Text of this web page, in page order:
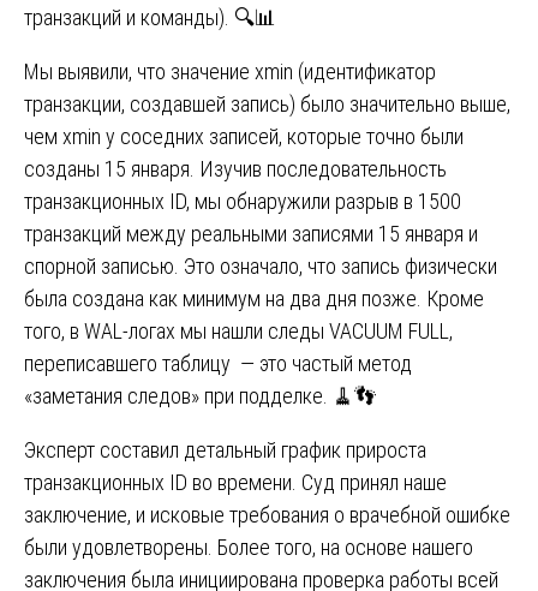
транзакций и команды). 🔍📊
Мы выявили, что значение xmin (идентификатор
транзакции, создавшей запись) было значительно выше,
чем xmin у соседних записей, которые точно были
созданы 15 января. Изучив последовательность
транзакционных ID, мы обнаружили разрыв в 1500
транзакций между реальными записями 15 января и
спорной записью. Это означало, что запись физически
была создана как минимум на два дня позже. Кроме
того, в WAL-логах мы нашли следы VACUUM FULL,
переписавшего таблицу — это частый метод
«заметания следов» при подделке. 🧹👣
Эксперт составил детальный график прироста
транзакционных ID во времени. Суд принял наше
заключение, и исковые требования о врачебной ошибке
были удовлетворены. Более того, на основе нашего
заключения была инициирована проверка работы всей